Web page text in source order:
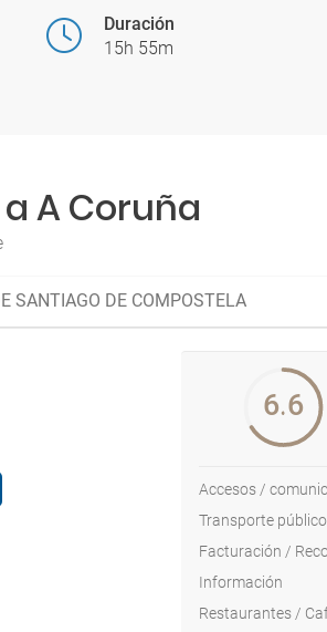
Duración
15h 55m
A Coruña
SANTIAGO DE COMPOSTELA
6.6
Transporte público
Información